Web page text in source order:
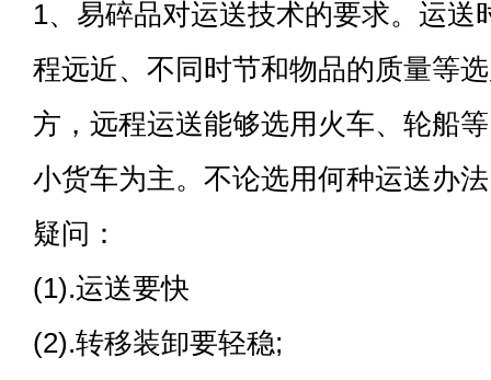
1、易碎品对运送技术的要求。运送
程远近、不同时节和物品的质量等
方，远程运送能够选用火车、轮船
小货车为主。不论选用何种运送办
疑问：
(1).运送要快
(2).转移装卸要轻稳;